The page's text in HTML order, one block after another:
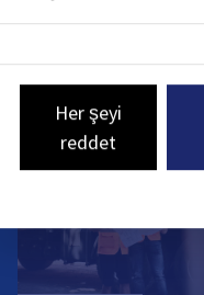
Her şeyi
reddet